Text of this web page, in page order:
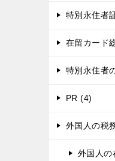
特別永住者
在留カード
特別永住者
PR (4)
外国人の税
外国人の